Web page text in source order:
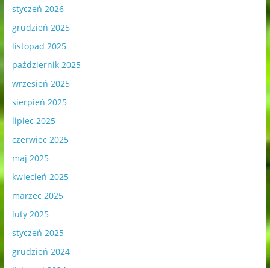
styczeń 2026
grudzień 2025
listopad 2025
październik 2025
wrzesień 2025
sierpień 2025
lipiec 2025
czerwiec 2025
maj 2025
kwiecień 2025
marzec 2025
luty 2025
styczeń 2025
grudzień 2024